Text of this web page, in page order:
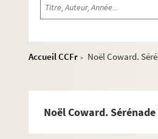
Accueil CCFr >
Noël Coward.
Noël Coward.
Louis Verneuil. Satan : pièce
Georges Berr, Marcel
Henry Bataille. Le